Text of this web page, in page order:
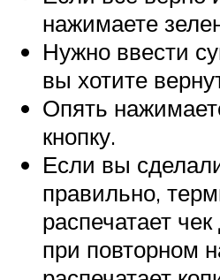
нажимаете
Нужно ввести
вы хотите
Опять
кнопку.
Если вы
правильно,
распечатает
при повторном